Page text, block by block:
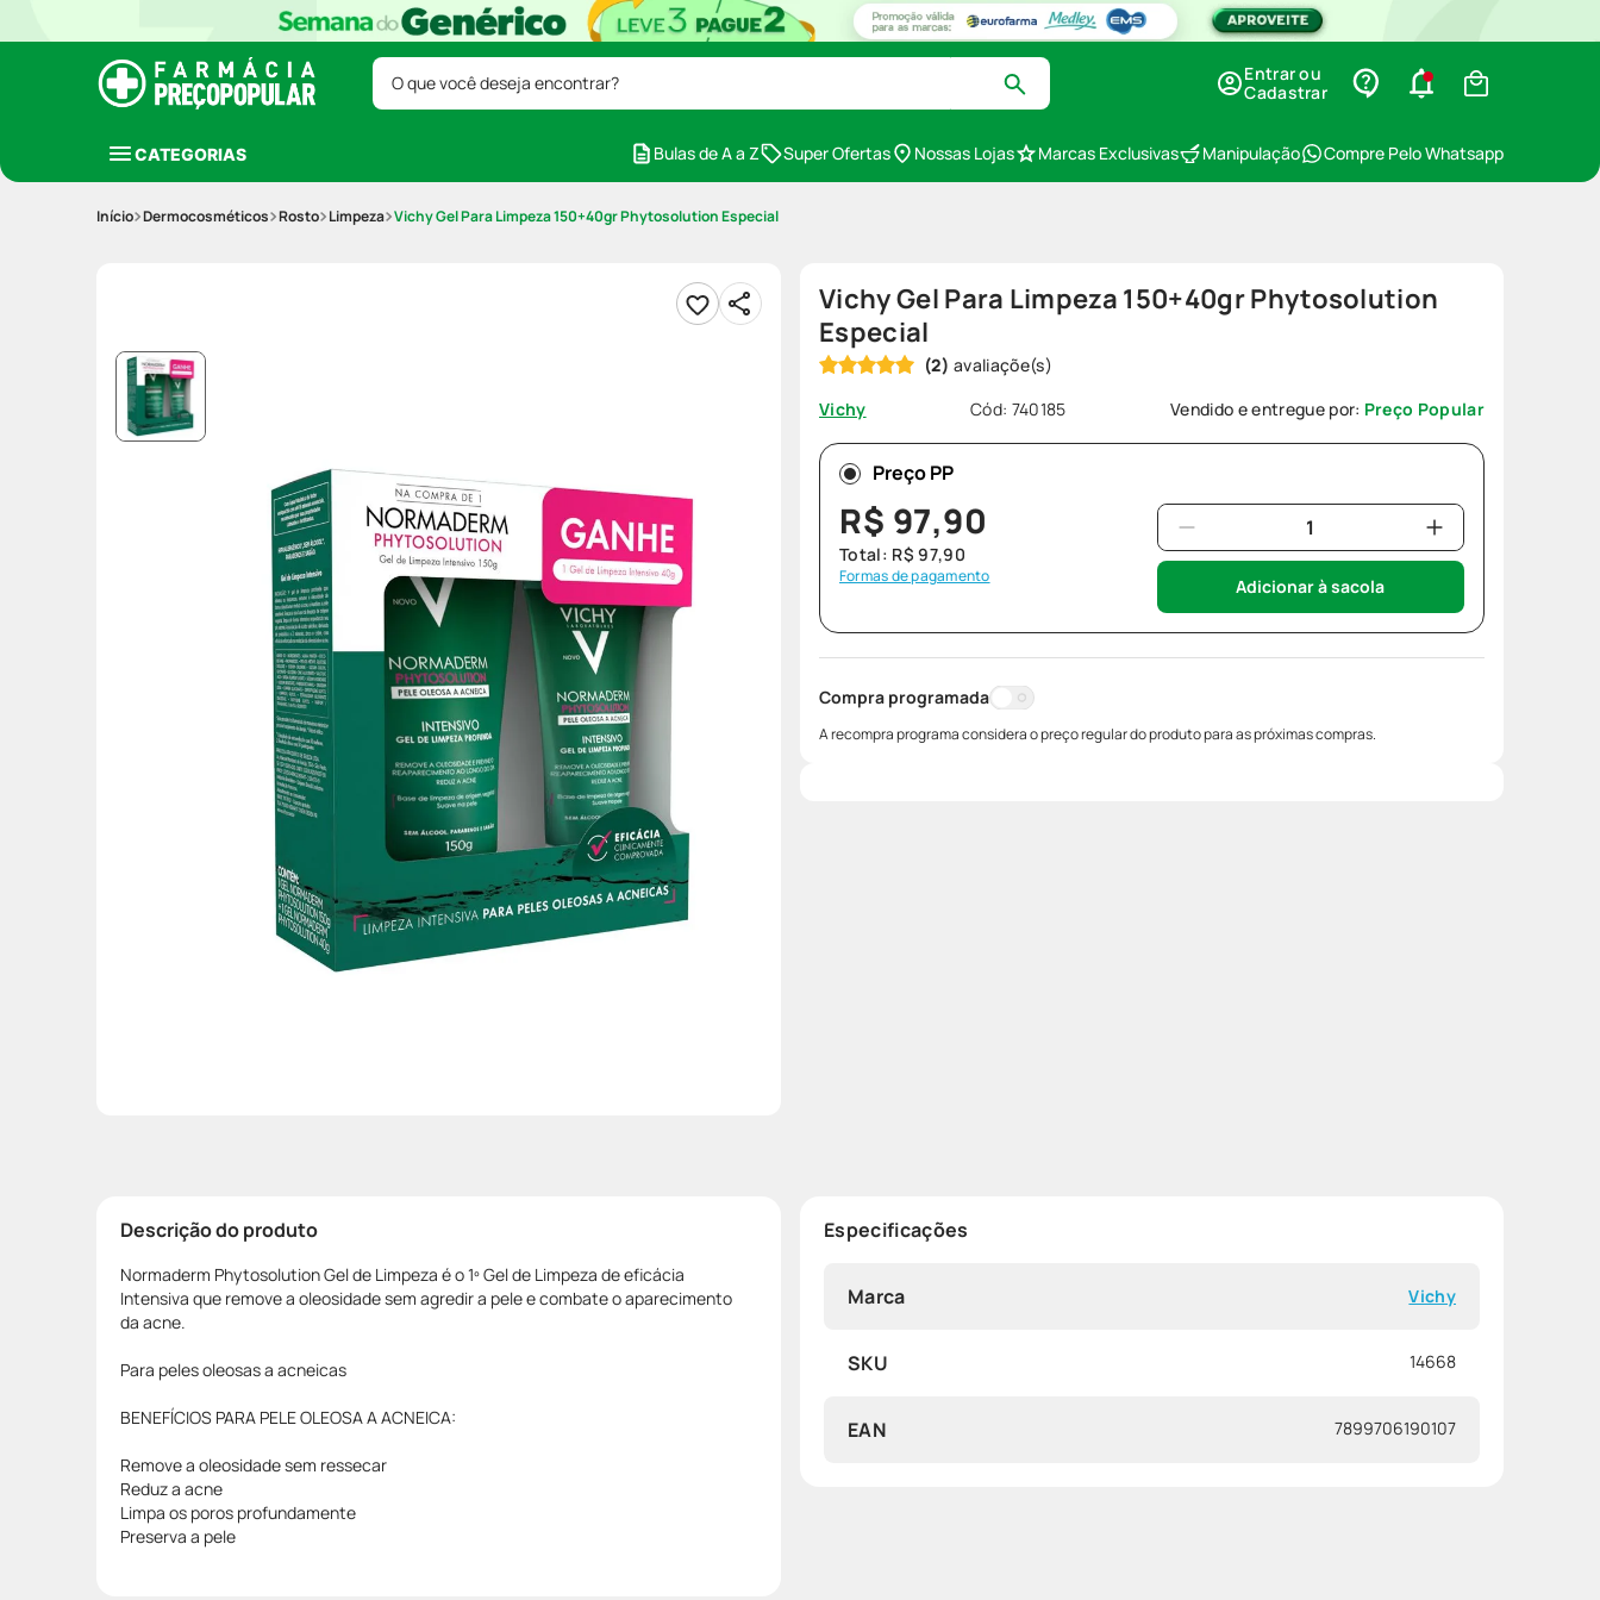
O que você deseja encontrar?
Entrar ou
Cadastrar
CATEGORIAS Bulas de A a Z Super Ofertas Nossas Lojas Marcas Exclusivas Manipulação Compre Pelo Whatsapp
Dermocosméticos Rosto Limpeza Vichy Gel Para Limpeza 150+40gr Phytosolution Especial
Vichy Gel Para Limpeza 150+40gr Phytosolution
Especial
(2)
Vichy
Cód: 740185 Vendido e entregue por: Preço Popular
Preço PP
R$ 97,90
Total: R$ 97,90
Formas de pagamento Adicionar à sacola
Compra programada
A recompra programa considera o preço regular do produto para as próximas compras.
Descrição do produto
Normaderm Phytosolution Gel de Limpeza é o 1º Gel de Limpeza de eficácia
Intensiva que remove a oleosidade sem agredir a pele e combate o aparecimento
da acne.
Para peles oleosas a acneicas
BENEFÍCIOS PARA PELE OLEOSA A ACNEICA:
Remove a oleosidade sem ressecar
Reduz a acne
Limpa os poros profundamente
Preserva a pele
Especificações
Marca Vichy
SKU 14668
EAN 7899706190107